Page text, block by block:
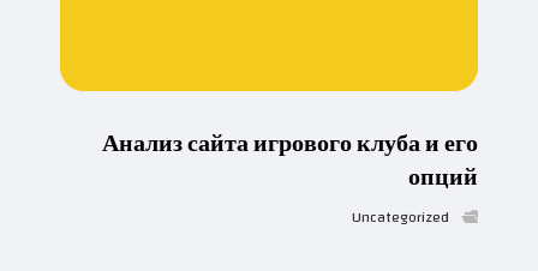
Анализ сайта игрового клуба и его
опций
Uncategorized